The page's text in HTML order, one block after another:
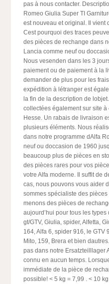
pas à nous contacter.
Romeo Giulia Super TI
est nouveau et original. Il vient
Cest pourquoi des traces
des pièces de rechange dans
Lancia comme neuf ou
Nous vesenden dans les 3
paiement ou de paiement à la
demander de plus pour les
expédition à létranger est
la fin de la description de
collectées également sur site
Hesse. Un rabais de livraison
plusieurs éléments. Nous
dans notre programme dAlfa
neuf ou doccasion de 1960
beaucoup plus de pièces en
des pièces rares pour vos
votre Alfa moderne. Il suffit de
cas, nous pouvons vous aider
sommes spécialiste des
menons des pièces de
aujourd’hui pour tous les
gt/GTV, Giulia, spider, Alfetta,
164, Alfa 6, spider 916, le GTV
Mito, 159, Brera et bien
pas dans notre Ersatzteilllager
connu en aucun temps.
immédiate de la pièce de
possible! < 5 kg = 7,99 . < 10